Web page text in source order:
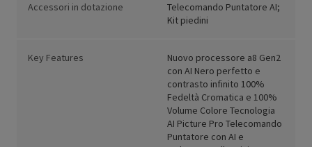
Accessori in dotazione
Telecomando Puntatore AI;
Kit piedini
Key Features
Nuovo processore a8 Gen2
con AI Nero perfetto e
contrasto infinito 100%
Fedeltà Cromatica e 100%
Volume Colore Tecnologia
AI Picture Pro Telecomando
Puntatore con AI e